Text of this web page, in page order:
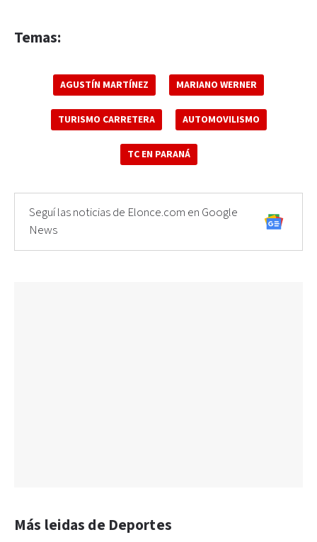
Temas:
AGUSTÍN MARTÍNEZ MARIANO WERNER
TURISMO CARRETERA AUTOMOVILISMO
TC EN PARANÁ
Seguí las noticias de Elonce.com en Google
News
Más leidas de Deportes